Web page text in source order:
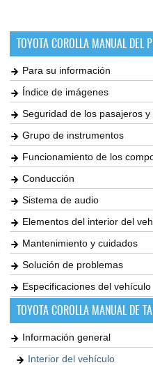
TOYOTA COROLLA MANUAL DEL
Para su información
Índice de imágenes
Seguridad de los pasajeros
Grupo de instrumentos
Funcionamiento de los
Conducción
Sistema de audio
Elementos del interior del
Mantenimiento y cuidados
Solución de problemas
Especificaciones del vehículo
TOYOTA COROLLA MANUAL DE
Información general
Interior del vehículo